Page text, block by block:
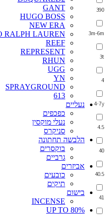
390
3m-6m
3t
4
4-7y
4.5
40
40.5
41
GANT
HUGO BOSS
NEW ERA
RALPH LAUREN
REEF
REPRESENT
RHUN
UGG
YN
SPRAYGROUND
613
נעליים
כפכפים
נעלי מוקסין
סניקרס
הלבשה תחתונה
בוקסרים
גרביים
אביזרים
כובעים
תיקים
בישום
INCENSE
UP TO 80%